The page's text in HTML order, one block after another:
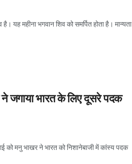
यह महीना भगवान शिव को समर्पित होता है। मान्यता
जगाया भारत के लिए दूसरे पदक
को मनु भाखर ने भारत को निशानेबाजी में कांस्य पदक